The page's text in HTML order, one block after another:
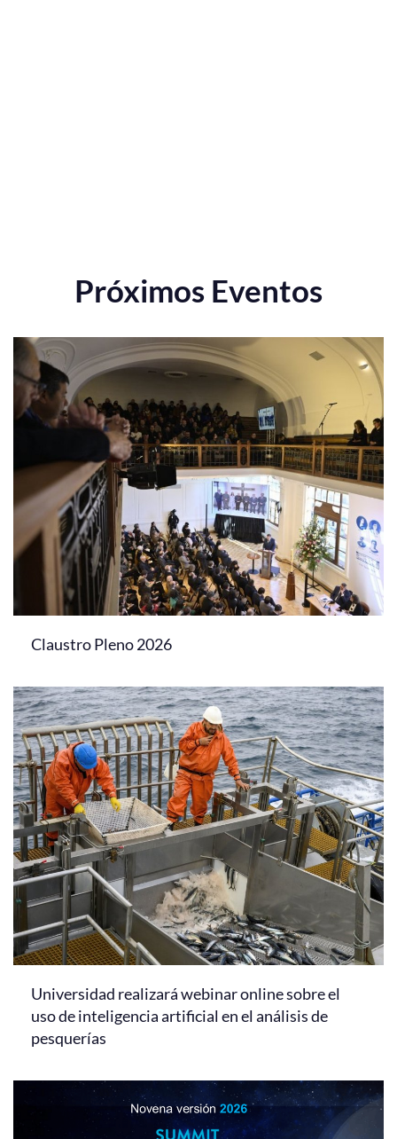
Próximos Eventos
Claustro Pleno 2026
Universidad realizará webinar online sobre el
uso de inteligencia artificial en el análisis de
pesquerías